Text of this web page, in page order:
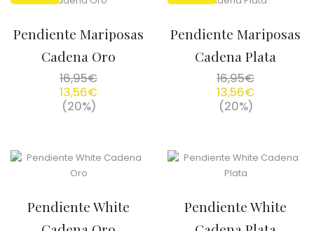
Pendiente Mariposas
Cadena Oro
16,95€
13,56€
(20%)
Pendiente Mariposas
Cadena Plata
16,95€
13,56€
(20%)
Pendiente White
Pendiente White